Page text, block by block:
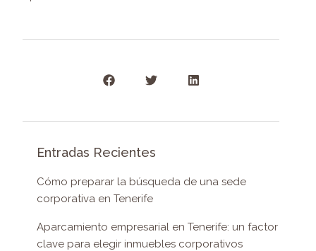
Entradas Recientes
Cómo preparar la búsqueda de una sede
corporativa en Tenerife
Aparcamiento empresarial en Tenerife: un factor
clave para elegir inmuebles corporativos